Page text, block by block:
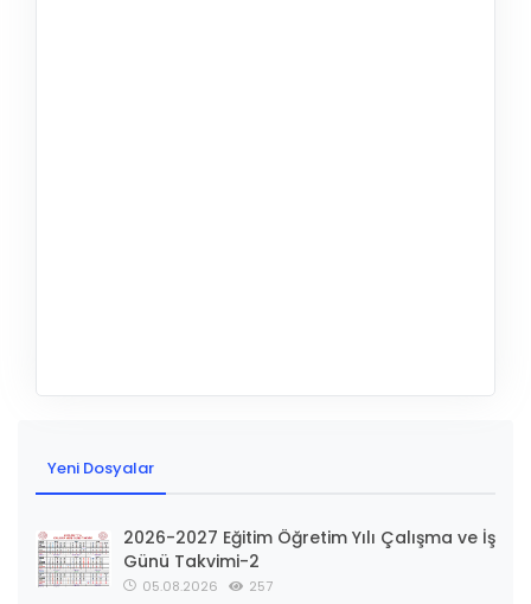
Yeni Dosyalar
2026-2027 Eğitim Öğretim Yılı Çalışma ve İş
Günü Takvimi-2
05.08.2026 257